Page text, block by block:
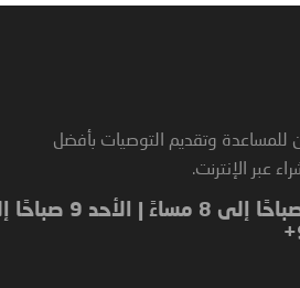
للمساعدة وتقديم التوصيات بأفضل
عبر الإنترنت.